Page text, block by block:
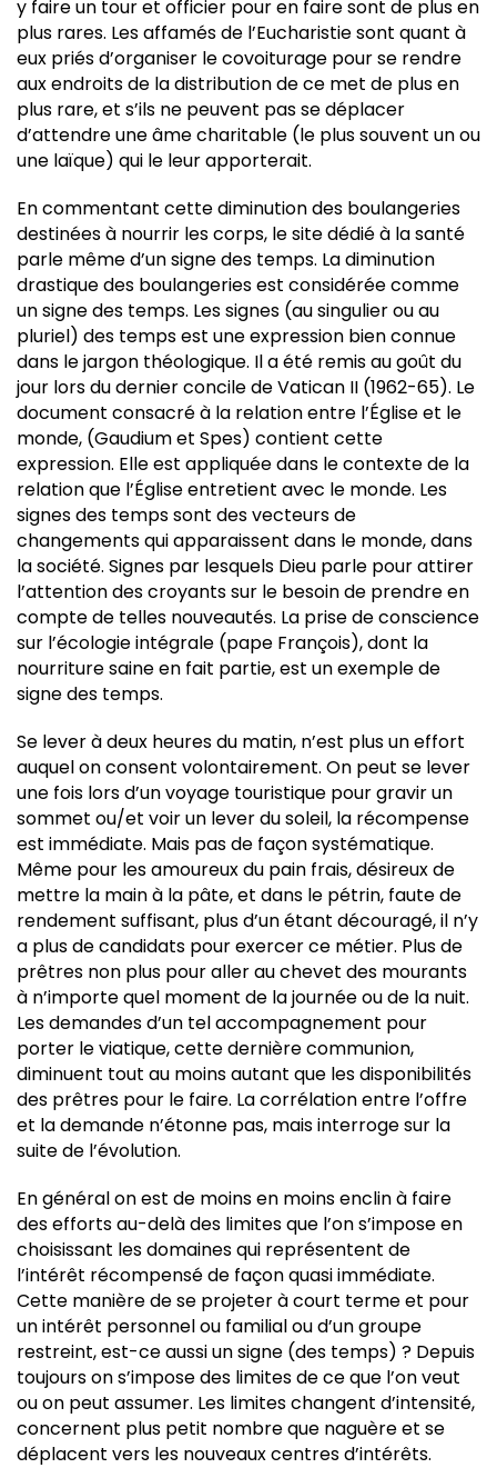
y faire un tour et officier pour en faire sont de plus en
plus rares. Les affamés de l’Eucharistie sont quant à
eux priés d’organiser le covoiturage pour se rendre
aux endroits de la distribution de ce met de plus en
plus rare, et s’ils ne peuvent pas se déplacer
d’attendre une âme charitable (le plus souvent un ou
une laïque) qui le leur apporterait.
En commentant cette diminution des boulangeries
destinées à nourrir les corps, le site dédié à la santé
parle même d’un signe des temps. La diminution
drastique des boulangeries est considérée comme
un signe des temps. Les signes (au singulier ou au
pluriel) des temps est une expression bien connue
dans le jargon théologique. Il a été remis au goût du
jour lors du dernier concile de Vatican II (1962-65). Le
document consacré à la relation entre l’Église et le
monde, (Gaudium et Spes) contient cette
expression. Elle est appliquée dans le contexte de la
relation que l’Église entretient avec le monde. Les
signes des temps sont des vecteurs de
changements qui apparaissent dans le monde, dans
la société. Signes par lesquels Dieu parle pour attirer
l’attention des croyants sur le besoin de prendre en
compte de telles nouveautés. La prise de conscience
sur l’écologie intégrale (pape François), dont la
nourriture saine en fait partie, est un exemple de
signe des temps.
Se lever à deux heures du matin, n’est plus un effort
auquel on consent volontairement. On peut se lever
une fois lors d’un voyage touristique pour gravir un
sommet ou/et voir un lever du soleil, la récompense
est immédiate. Mais pas de façon systématique.
Même pour les amoureux du pain frais, désireux de
mettre la main à la pâte, et dans le pétrin, faute de
rendement suffisant, plus d’un étant découragé, il n’y
a plus de candidats pour exercer ce métier. Plus de
prêtres non plus pour aller au chevet des mourants
à n’importe quel moment de la journée ou de la nuit.
Les demandes d’un tel accompagnement pour
porter le viatique, cette dernière communion,
diminuent tout au moins autant que les disponibilités
des prêtres pour le faire. La corrélation entre l’offre
et la demande n’étonne pas, mais interroge sur la
suite de l’évolution.
En général on est de moins en moins enclin à faire
des efforts au-delà des limites que l’on s’impose en
choisissant les domaines qui représentent de
l’intérêt récompensé de façon quasi immédiate.
Cette manière de se projeter à court terme et pour
un intérêt personnel ou familial ou d’un groupe
restreint, est-ce aussi un signe (des temps) ? Depuis
toujours on s’impose des limites de ce que l’on veut
ou on peut assumer. Les limites changent d’intensité,
concernent plus petit nombre que naguère et se
déplacent vers les nouveaux centres d’intérêts.